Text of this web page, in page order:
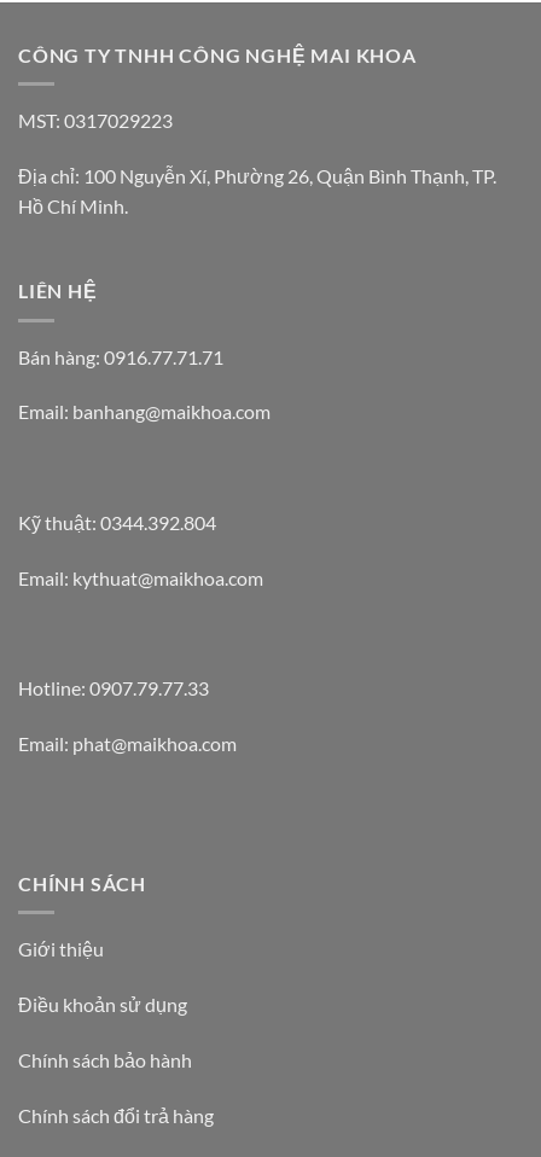
CÔNG TY TNHH CÔNG NGHỆ MAI KHOA
MST: 0317029223
Địa chỉ: 100 Nguyễn Xí, Phường 26, Quận Bình Thạnh, TP.
Hồ Chí Minh.
LIÊN HỆ
Bán hàng: 0916.77.71.71
Email: banhang@maikhoa.com
Kỹ thuật: 0344.392.804
Email: kythuat@maikhoa.com
Hotline: 0907.79.77.33
Email: phat@maikhoa.com
CHÍNH SÁCH
Giới thiệu
Điều khoản sử dụng
Chính sách bảo hành
Chính sách đổi trả hàng